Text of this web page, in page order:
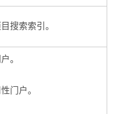
搜索索引。
。
门户。